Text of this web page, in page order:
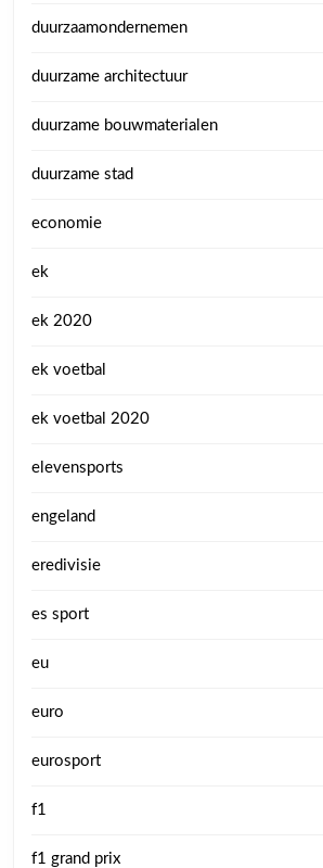
duurzaamondernemen
duurzame architectuur
duurzame bouwmaterialen
duurzame stad
economie
ek
ek 2020
ek voetbal
ek voetbal 2020
elevensports
engeland
eredivisie
es sport
eu
euro
eurosport
f1
f1 grand prix